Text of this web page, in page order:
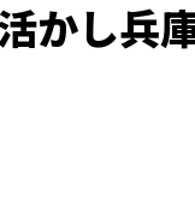
かし兵